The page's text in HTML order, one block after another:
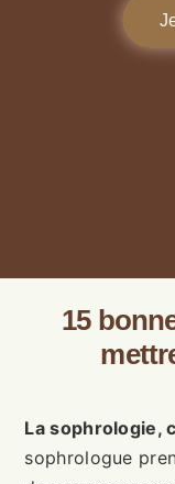
15
La sophrologie,
sophrologue